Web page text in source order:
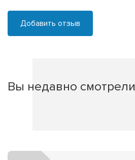
Добавить отзыв
Вы недавно смотрели